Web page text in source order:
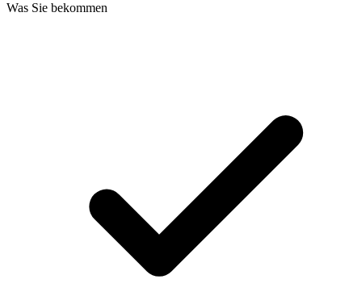
Was Sie bekommen